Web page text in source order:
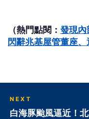
（熱門點閱： 發現
閃辭兆基屋管董座
NEXT
白海豚颱風逼近！